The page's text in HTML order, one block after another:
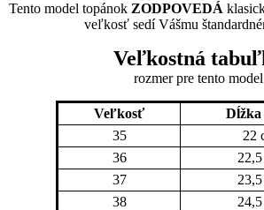
Tento model topánok ZODPOVEDÁ
veľkosť sedí Vášmu
Veľkostná
rozmer pre tento model
Veľkosť
Dĺžka
35
22
36
37
38